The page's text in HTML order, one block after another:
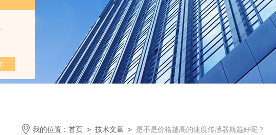
我的位置： 首页 > 技术文章 > 是不是价格越高的速度传感器就越好呢？